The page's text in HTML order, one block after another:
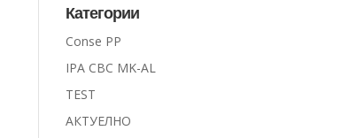
Категории
Conse PP
IPA CBC MK-AL
TEST
АКТУЕЛНО